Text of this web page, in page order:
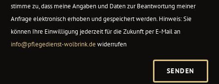
stimme zu, dass meine Angaben und Daten zur Beantwortung meiner
Anfrage elektronisch erhoben und gespeichert werden. Hinweis: Sie
können Ihre Einwilligung jederzeit für die Zukunft per E-Mail an
info@pflegedienst-wolbrink.de widerrufen
SENDEN